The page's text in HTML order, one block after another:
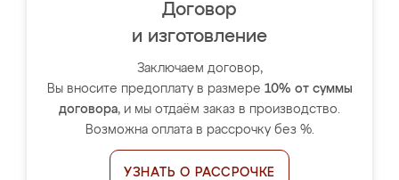
Договор
и изготовление
Заключаем договор,
Вы вносите предоплату в размере 10% от суммы
договора, и мы отдаём заказ в производство.
Возможна оплата в рассрочку без %.
УЗНАТЬ О РАССРОЧКЕ